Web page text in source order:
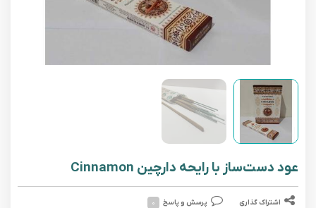
عود دست‌ساز با رایحه دارچین Cinnamon
اشتراک گذاری پرسش و پاسخ ۰